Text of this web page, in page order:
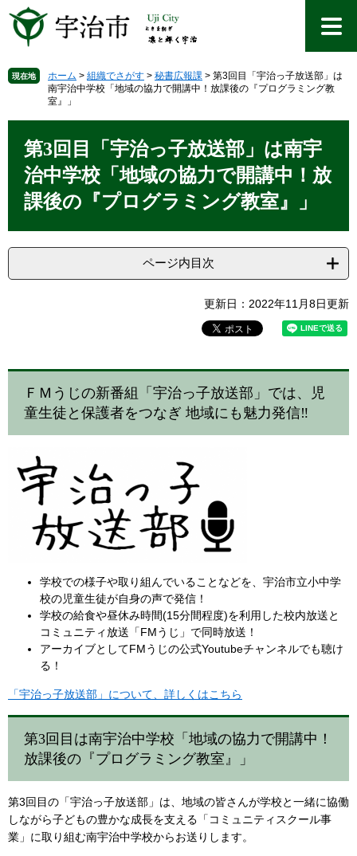
先を 現在地 ホーム > 組織でさがす > 秘書広報課 > 第3回目「宇治っ子放送部」は
南宇治中学校「地域の協力で開講中！放課後の『プログラミング教
室』」
第3回目「宇治っ子放送部」は南宇
治中学校「地域の協力で開講中！放
課後の『プログラミング教室』」
ページ内目次
更新日：2022年11月8日更新
ＦＭうじの新番組「宇治っ子放送部」では、児
童生徒と保護者をつなぎ 地域にも魅力発信‼
学校での様子や取り組んでいることなどを、宇治市立小中学
校の児童生徒が自身の声で発信！
学校の給食や昼休み時間(15分間程度)を利用した校内放送と
コミュニティ放送「FMうじ」で同時放送！
アーカイブとしてFMうじの公式Youtubeチャンネルでも聴け
る！
「宇治っ子放送部」について、詳しくはこちら
第3回目は南宇治中学校「地域の協力で開講中！
放課後の『プログラミング教室』」
第3回目の「宇治っ子放送部」は、地域の皆さんが学校と一緒に協働
しながら子どもの豊かな成長を支える「コミュニティスクール事
業」に取り組む南宇治中学校からお送りします。